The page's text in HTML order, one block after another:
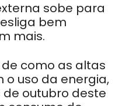
sobe para
bem
mais.
como as altas
uso da energia,
de outubro deste